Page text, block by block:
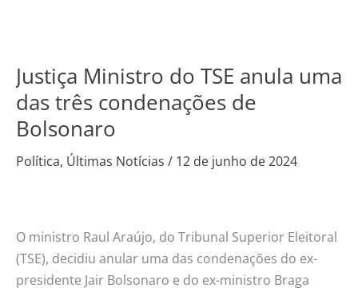
Justiça Ministro do TSE anula uma
das três condenações de
Bolsonaro
Política, Últimas Notícias / 12 de junho de 2024
O ministro Raul Araújo, do Tribunal Superior Eleitoral
(TSE), decidiu anular uma das condenações do ex-
presidente Jair Bolsonaro e do ex-ministro Braga
Justiça
Ministro
do
TSE
anula
condenações
de